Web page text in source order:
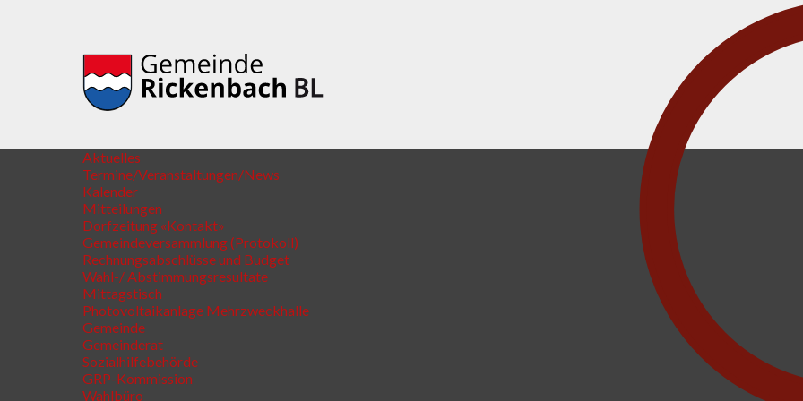
Aktuelles
Termine/Veranstaltungen/News
Kalender
Mitteilungen
Dorfzeitung «Kontakt»
Gemeindeversammlung (Protokoll)
Rechnungsabschlüsse und Budget
Wahl-/ Abstimmungsresultate
Mittagstisch
Photovoltaikanlage Mehrzweckhalle
Gemeinde
Gemeinderat
Sozialhilfebehörde
GRP-Kommission
Wahlbüro